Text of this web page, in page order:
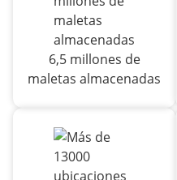
6,5 millones de
maletas almacenadas